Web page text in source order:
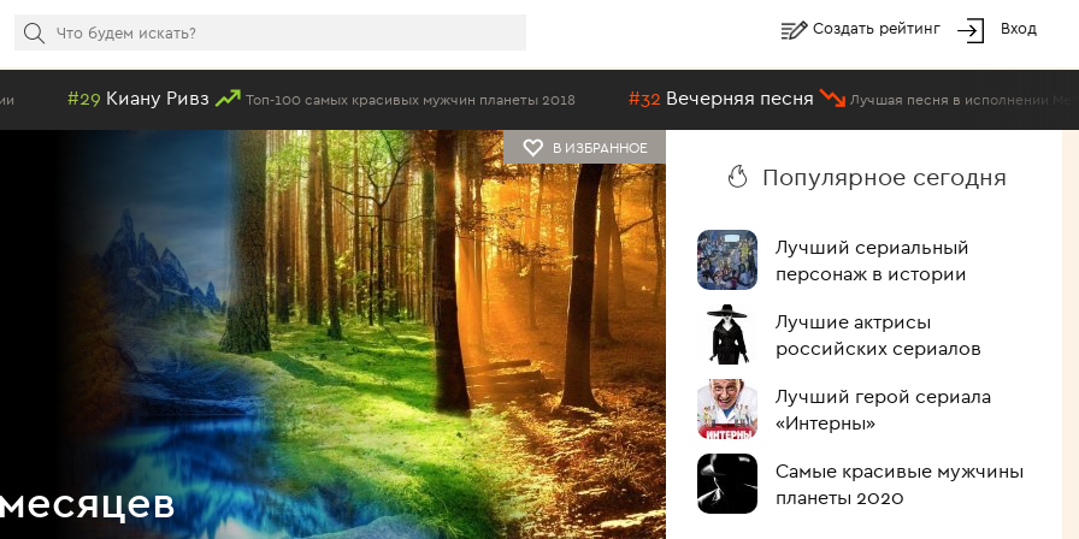
Создать рейтинг Вход
Ривз Топ-100 самых красивых мужчин планеты 2018 #32 Вечерняя песня Лучшая песня в исполнении Методие Бужора
В ИЗБРАННОЕ
Популярное сегодня
Лучший сериальный
персонаж в истории
Лучшие актрисы
российских сериалов
Лучший герой сериала
«Интерны»
Самые красивые мужчины
планеты 2020